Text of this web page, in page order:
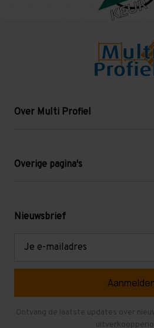
Over Multi Profiel
Blog
Levering en afhalen
Overige pagina's
Mezzanine
Gebruikte entresolvloeren
Nieuwsbrief
Ontvang de laatste updates over